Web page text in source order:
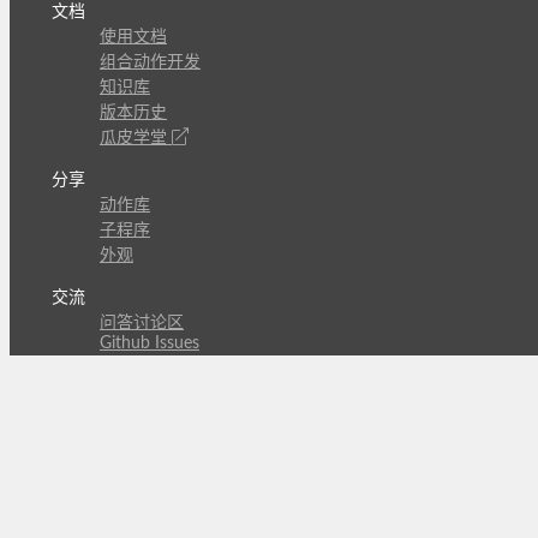
文档
使用文档
组合动作开发
知识库
版本历史
瓜皮学堂
分享
动作库
子程序
外观
交流
问答讨论区
Github Issues